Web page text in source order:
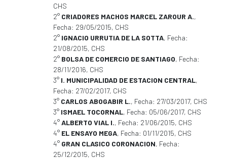
CHS
2° CRIADORES MACHOS MARCEL ZAROUR A.,
Fecha: 29/05/2015, CHS
2° IGNACIO URRUTIA DE LA SOTTA, Fecha:
21/08/2015, CHS
2° BOLSA DE COMERCIO DE SANTIAGO, Fecha:
28/11/2016, CHS
3° I. MUNICIPALIDAD DE ESTACION CENTRAL,
Fecha: 27/02/2017, CHS
3° CARLOS ABOGABIR L., Fecha: 27/03/2017, CHS
3° ISMAEL TOCORNAL, Fecha: 05/06/2017, CHS
4°ALBERTO VIAL I., Fecha: 21/06/2015, CHS
4° EL ENSAYO MEGA, Fecha: 01/11/2015, CHS
4° GRAN CLASICO CORONACION, Fecha:
25/12/2015, CHS